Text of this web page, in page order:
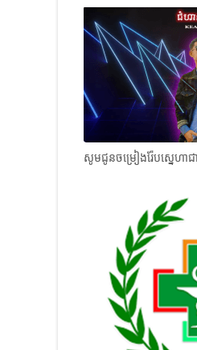
សូមជូនចម្រៀងរ៉ែបស្នេហា